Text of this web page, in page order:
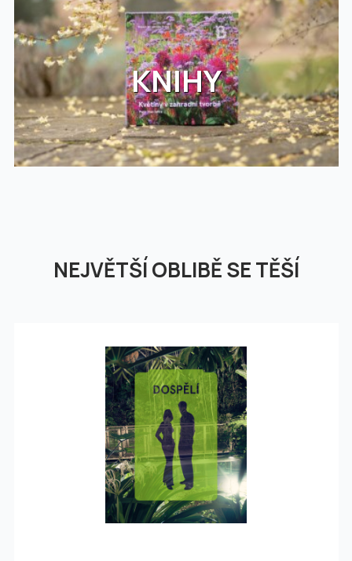
KNIHY
NEJVĚTŠÍ OBLIBĚ SE TĚŠÍ